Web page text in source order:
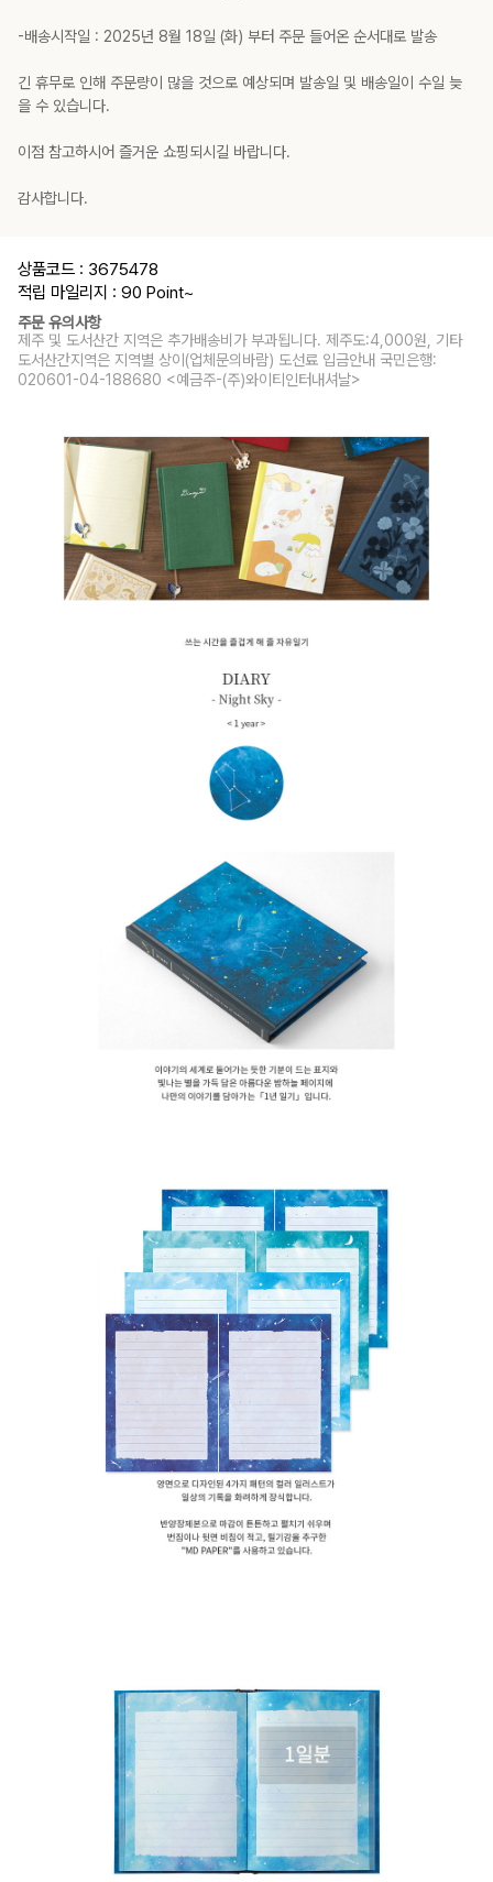
-배송시작일 : 2025년 8월 18일 (화) 부터 주문 들어온 순서대로 발송
긴 휴무로 인해 주문량이 많을 것으로 예상되며 발송일 및 배송일이 수일 늦
을 수 있습니다.
이점 참고하시어 즐거운 쇼핑되시길 바랍니다.
감사합니다.
상품코드 : 3675478
적립 마일리지 : 90 Point~
주문 유의사항
제주 및 도서산간 지역은 추가배송비가 부과됩니다. 제주도:4,000원, 기타
도서산간지역은 지역별 상이(업체문의바람) 도선료 입금안내 국민은행:
020601-04-188680 <예금주-(주)와이티인터내셔날>